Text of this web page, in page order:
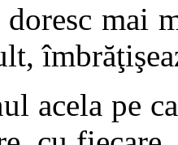
doresc mai
acela pe